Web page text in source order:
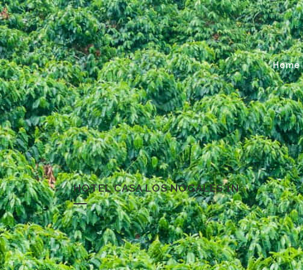
Home
HOTEL CASA LOS NOGALES 1N